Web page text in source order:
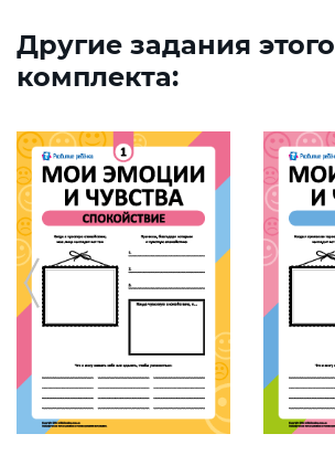
Другие задания этого
комплекта: